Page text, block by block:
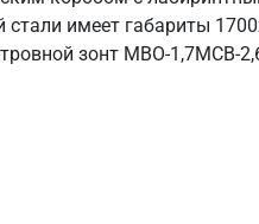
имеет габариты
зонт МВО-1,7МСВ-